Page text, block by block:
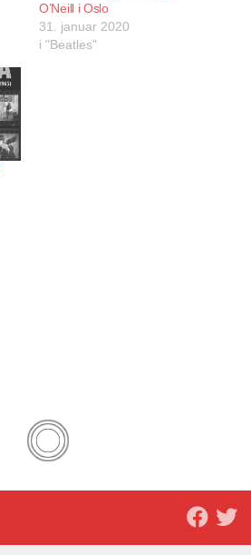
O’Neill i Oslo
31. januar 2020
i "Beatles"